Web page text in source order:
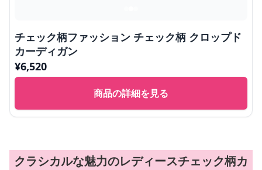
チェック柄ファッション チェック柄 クロップド
カーディガン
¥6,520
商品の詳細を見る
クラシカルな魅力のレディースチェック柄カ